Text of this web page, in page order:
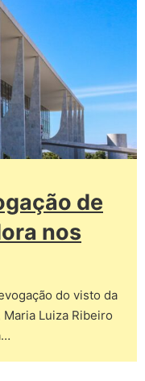
de
nos
do visto da
Luiza Ribeiro